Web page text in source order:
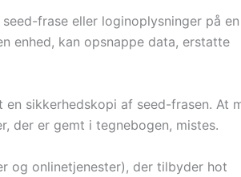
frase eller loginoplysninger på en
enhed, kan opsnappe data, erstatte
sikkerhedskopi af seed-frasen. At
der er gemt i tegnebogen, mistes.
og onlinetjenester), der tilbyder hot